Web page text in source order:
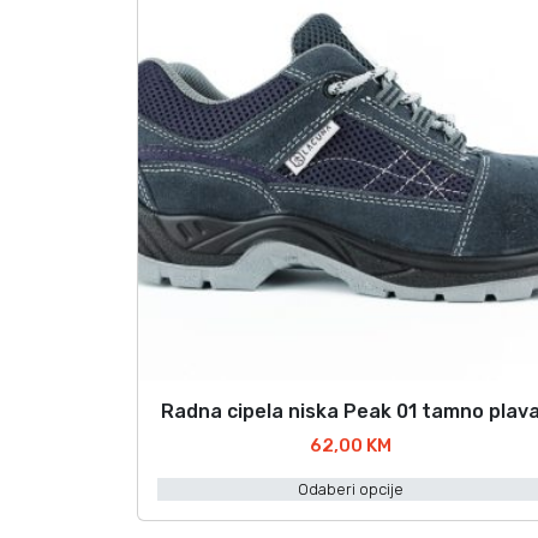
Radna cipela niska Peak 01 tamno
62,00 KM
Odaberi opcije
O
j
p